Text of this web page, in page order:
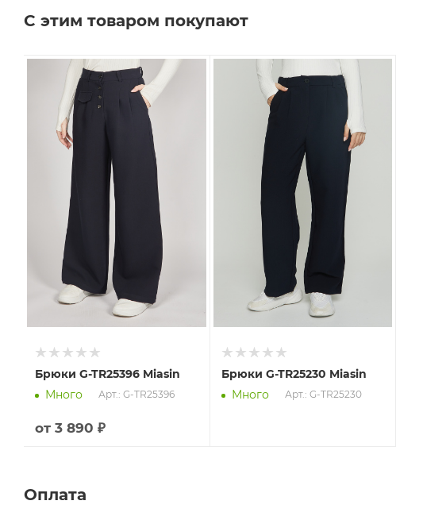
С этим товаром покупают
Брюки G-TR25396 Miasin
Много
Арт.: G-TR25396
от 3 890 ₽
Брюки G-TR25230 Miasin
Много
Арт.: G-TR25230
Оплата